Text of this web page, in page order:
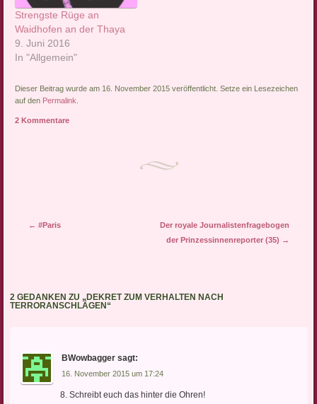
Schmutzig war nicht nur
der Name des
Informanten, Deep Throat,
nach…
Strengste Rüge an
Waidhofen an der Thaya
9. Juni 2016
In "Allgemein"
Dieser Beitrag wurde am 16. November 2015 veröffentlicht. Setze ein Lesezeichen
auf den Permalink
2 Kommentare
Artikel-Navigation
← #Paris
Der royale Journalistenfragebogen
der Prinzessinnenreporter (35) →
2 GEDANKEN ZU „ DEKRET ZUM VERHALTEN NACH
TERRORANSCHLÄGEN “
BWowbagger sagt:
16. November 2015 um 17:24
8. Schreibt euch das hinter die Ohren!